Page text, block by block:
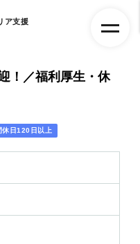
ア支援
！／福利厚生・休
休日120日以上